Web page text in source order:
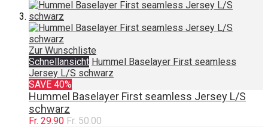
Zur Wunschliste
Schnellansicht Hummel Baselayer First seamless
Jersey L/S schwarz
SAVE 40%
Hummel Baselayer First seamless Jersey L/S
schwarz
Fr. 29.90 Fr. 50.00